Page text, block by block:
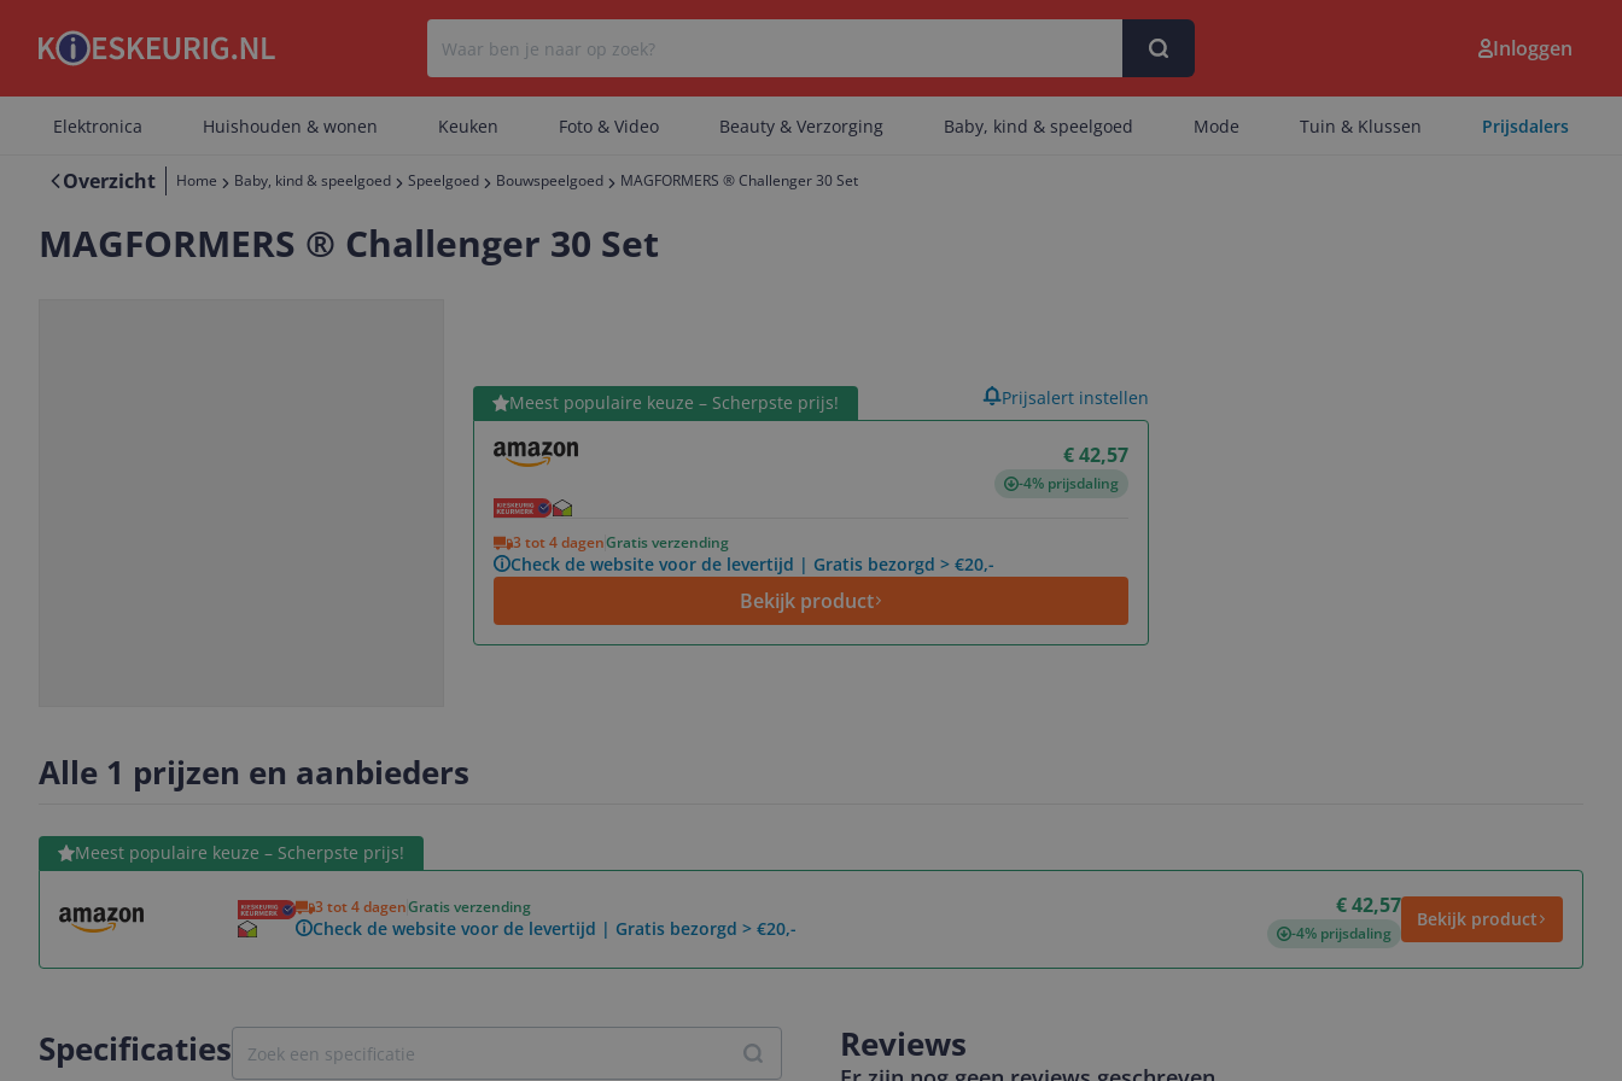
Er zijn geen artikelen gevonden.
Inloggen
Elektronica Huishouden & wonen Keuken Foto & Video Beauty & Verzorging Baby, kind & speelgoed Mode Tuin & Klussen Prijsdalers
Overzicht Home Baby, kind & speelgoed Speelgoed Bouwspeelgoed MAGFORMERS ® Challenger 30 Set
MAGFORMERS ® Challenger 30 Set
Meest populaire keuze – Scherpste prijs!
€ 42,57
-4% prijsdaling
3 tot 4 dagenGratis verzending
Check de website voor de levertijd | Gratis bezorgd > €20,-
Bekijk product
Bekijk product Prijsalert instellen
Alle 1 prijzen en aanbieders
Meest populaire keuze – Scherpste prijs!
3 tot 4 dagenGratis verzending
Check de website voor de levertijd | Gratis bezorgd > €20,-
€ 42,57
-4% prijsdaling
Bekijk product
Bekijk product
Specificaties Reviews